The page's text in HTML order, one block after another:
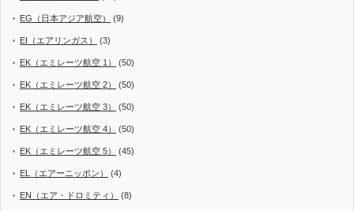
EG（日本アジア航空） (9)
EI（エアリンガス） (3)
EK（エミレーツ航空 1） (50)
EK（エミレーツ航空 2） (50)
EK（エミレーツ航空 3） (50)
EK（エミレーツ航空 4） (50)
EK（エミレーツ航空 5） (45)
EL（エアーニッポン） (4)
EN（エア・ドロミティ） (8)